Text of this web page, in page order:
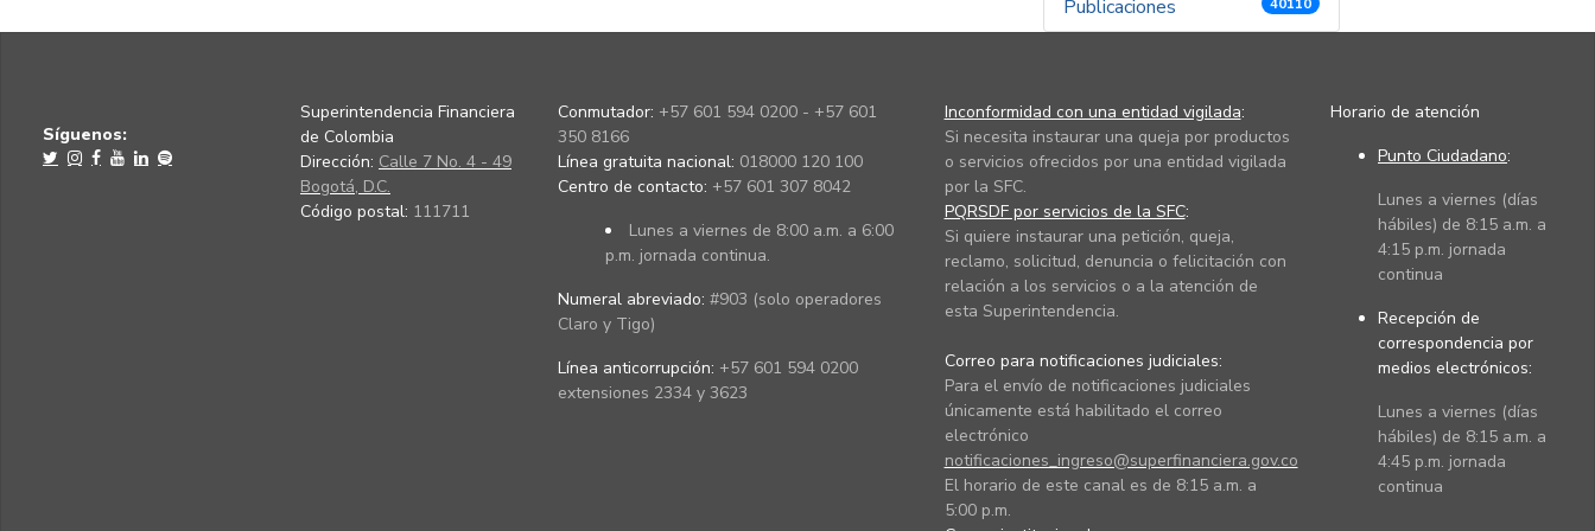
Publicaciones 40110
Síguenos:
Superintendencia Financiera
de Colombia
Dirección: Calle 7 No. 4 - 49
Bogotá, D.C.
Código postal: 111711
Conmutador: +57 601 594 0200 - +57 601
350 8166
Línea gratuita nacional: 018000 120 100
Centro de contacto: +57 601 307 8042
Lunes a viernes de 8:00 a.m. a 6:00
p.m. jornada continua.
Numeral abreviado: #903 (solo operadores
Claro y Tigo)
Línea anticorrupción: +57 601 594 0200
extensiones 2334 y 3623
Inconformidad con una entidad vigilada:
Si necesita instaurar una queja por productos
o servicios ofrecidos por una entidad vigilada
por la SFC.
PQRSDF por servicios de la SFC:
Si quiere instaurar una petición, queja,
reclamo, solicitud, denuncia o felicitación con
relación a los servicios o a la atención de
esta Superintendencia.
Correo para notificaciones judiciales:
Para el envío de notificaciones judiciales
únicamente está habilitado el correo
electrónico
notificaciones_ingreso@superfinanciera.gov.co
El horario de este canal es de 8:15 a.m. a
5:00 p.m.
Horario de atención
Punto Ciudadano:
Lunes a viernes (días
hábiles) de 8:15 a.m. a
4:15 p.m. jornada
continua
Recepción de
correspondencia por
medios electrónicos:
Lunes a viernes (días
hábiles) de 8:15 a.m. a
4:45 p.m. jornada
continua